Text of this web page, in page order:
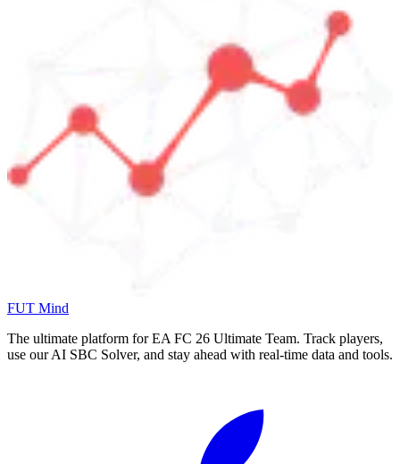
FUT Mind
The ultimate platform for EA FC 26 Ultimate Team. Track players,
use our AI SBC Solver, and stay ahead with real-time data and tools.